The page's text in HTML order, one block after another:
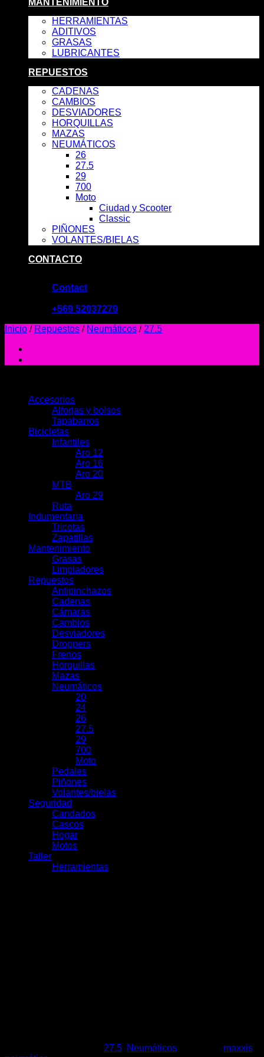
MANTENIMIENTO
HERRAMIENTAS
ADITIVOS
GRASAS
LUBRICANTES
REPUESTOS
CADENAS
CAMBIOS
DESVIADORES
HORQUILLAS
MAZAS
NEUMÁTICOS
26
27.5
29
700
Moto
Ciudad y Scooter
Classic
PIÑONES
VOLANTES/BIELAS
CONTACTO
Contact
+569 52037279
Inicio / Repuestos / Neumáticos / 27.5
Accesorios
Alforjas y bolsos
Tapabarros
Bicicletas
Infantiles
Aro 12
Aro 16
Aro 20
MTB
Aro 29
Ruta
Indumentaria
Tricotas
Zapatillas
Mantenimiento
Grasas
Limpiadores
Repuestos
Antipinchazos
Cadenas
Cámaras
Cambios
Desviadores
Droppers
Frenos
Horquillas
Mazas
Neumáticos
20
24
26
27.5
29
700
Moto
Pedales
Piñones
Volantes/bielas
Seguridad
Candados
Cascos
Hogar
Motos
Taller
Herramientas
27.5 Neumáticos maxxis